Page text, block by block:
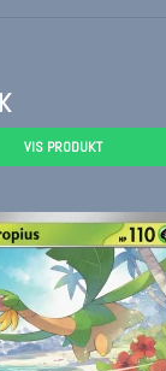
VIS PRODUKT